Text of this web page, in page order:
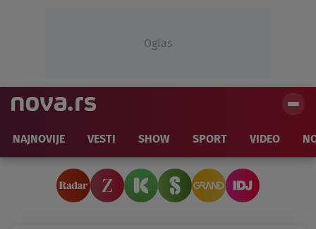
Oglas
NAJNOVIJE VESTI SHOW SPORT VIDEO